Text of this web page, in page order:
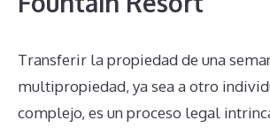
Transferir la propiedad de una
multipropiedad, ya sea a otro
complejo, es un proceso legal